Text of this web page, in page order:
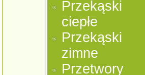
Przekąski
ciepłe
Przekąski
zimne
Przetwory